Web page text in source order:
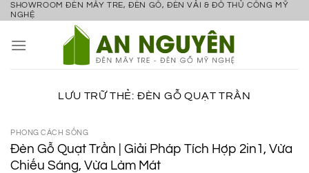
Bỏ
nội
SHOWROOM ĐÈN MÂY TRE, ĐÈN GỖ, ĐÈN VẢI & ĐỒ THỦ CÔNG MỸ
NGHỆ
LƯU TRỮ THẺ: ĐÈN GỖ QUẠT TRẦN
PHONG CÁCH SỐNG
Đèn Gỗ Quạt Trần | Giải Pháp Tích Hợp 2in1, Vừa
Chiếu Sáng, Vừa Làm Mát